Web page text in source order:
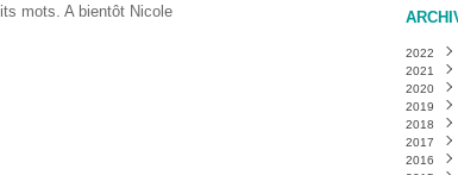
mots. A bientôt Nicole
2022
Mai
Mars
2021
Août
2020
2019
2018
2017
2016